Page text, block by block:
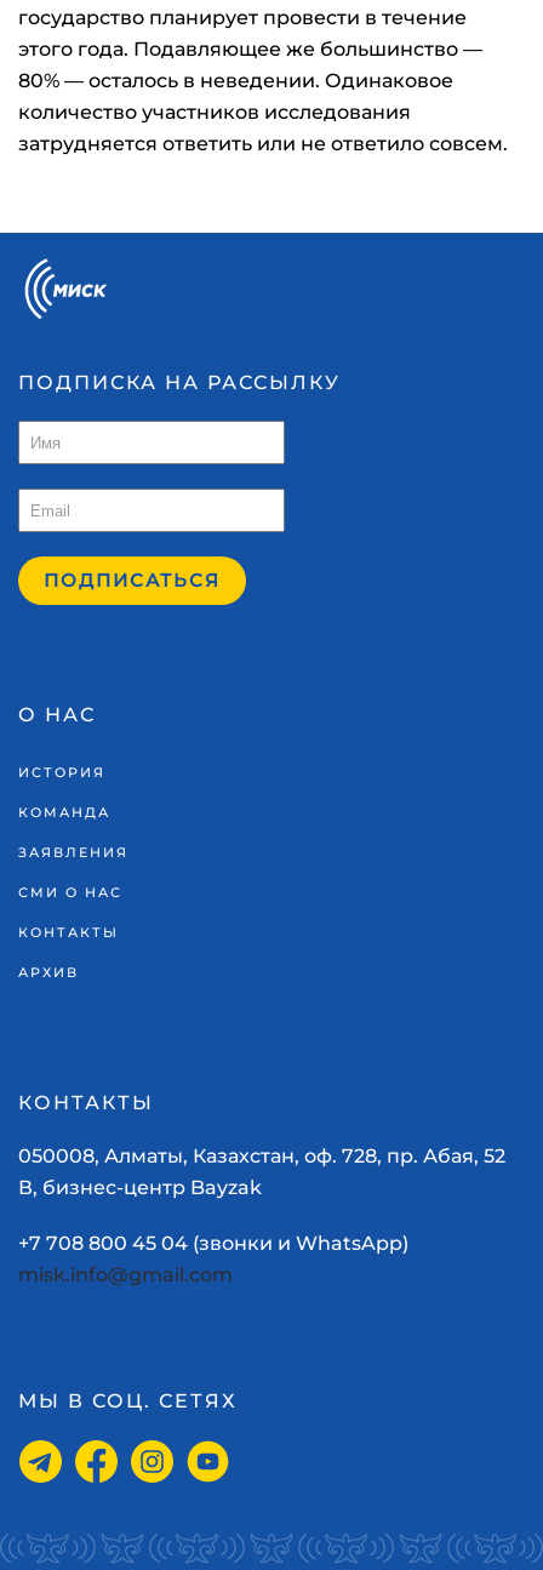
государство планирует провести в течение
этого года. Подавляющее же большинство —
80% — осталось в неведении. Одинаковое
количество участников исследования
затрудняется ответить или не ответило совсем.
ПОДПИСКА НА РАССЫЛКУ
ПОДПИСАТЬСЯ
О НАС
ИСТОРИЯ
КОМАНДА
ЗАЯВЛЕНИЯ
СМИ О НАС
КОНТАКТЫ
АРХИВ
КОНТАКТЫ
050008, Алматы, Казахстан, оф. 728, пр. Абая, 52
В, бизнес-центр Bayzak
+7 708 800 45 04 (звонки и WhatsApp)
misk.info@gmail.com
МЫ В СОЦ. СЕТЯХ